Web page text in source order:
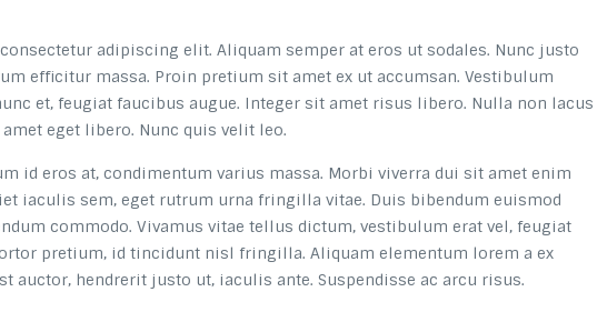
adipiscing elit. Aliquam semper at eros ut sodales. Nunc justo
efficitur massa. Proin pretium sit amet ex ut accumsan. Vestibulum
et, feugiat faucibus augue. Integer sit amet risus libero. Nulla non lacus
eget libero. Nunc quis velit leo.
id eros at, condimentum varius massa. Morbi viverra dui sit amet enim
iaculis sem, eget rutrum urna fringilla vitae. Duis bibendum euismod
commodo. Vivamus vitae tellus dictum, vestibulum erat vel, feugiat
pretium, id tincidunt nisl fringilla. Aliquam elementum lorem a ex
auctor, hendrerit justo ut, iaculis ante. Suspendisse ac arcu risus.